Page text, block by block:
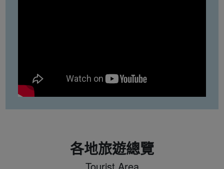
各地旅遊總覽